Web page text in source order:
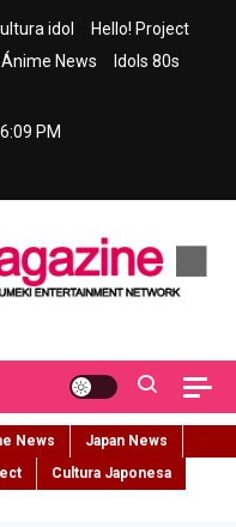
idol
Hello! Project
Ánime News
Idols 80s
PM
News
Japan News
Cultura Japonesa